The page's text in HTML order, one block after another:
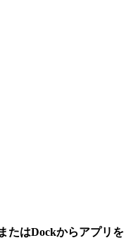
たはDockからアプリを